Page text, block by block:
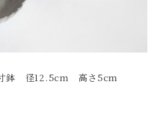
鉢 径12.5cm 高さ5cm